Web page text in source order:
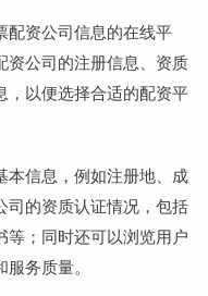
配资公司信息的在线平
资公司的注册信息、资质
，以便选择合适的配资平
本信息，例如注册地、成
司的资质认证情况，包括
等；同时还可以浏览用户
务质量。